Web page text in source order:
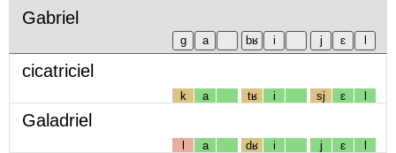
Gabriel
cicatriciel
k a tʁ i sj ɛ l
Galadriel
l a dʁ i j ɛ l